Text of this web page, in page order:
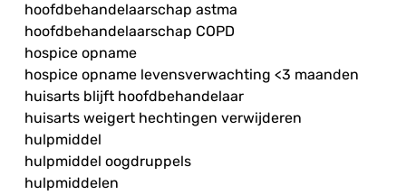
hoofdbehandelaarschap astma
hoofdbehandelaarschap COPD
hospice opname
hospice opname levensverwachting <3 maanden
huisarts blijft hoofdbehandelaar
huisarts weigert hechtingen verwijderen
hulpmiddel
hulpmiddel oogdruppels
hulpmiddelen